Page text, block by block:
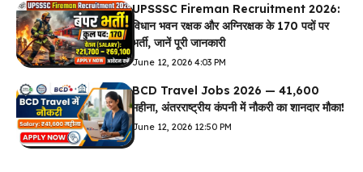
UPSSSC Fireman Recruitment 2026:
विधान भवन रक्षक और अग्निरक्षक के 170 पदों पर
भर्ती, जानें पूरी जानकारी
June 12, 2026 4:03 PM
BCD Travel Jobs 2026 — ₹41,600
महीना, अंतरराष्ट्रीय कंपनी में नौकरी का शानदार मौका!
June 12, 2026 12:50 PM